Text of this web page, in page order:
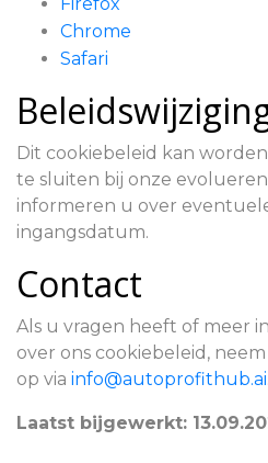
Chrome
Safari
Dit cookiebeleid kan
te sluiten bij onze
informeren u over
ingangsdatum.
Contact
Als u vragen heeft of meer
over ons cookiebeleid,
op via info@autoprofithub.ai
Laatst bijgewerkt: